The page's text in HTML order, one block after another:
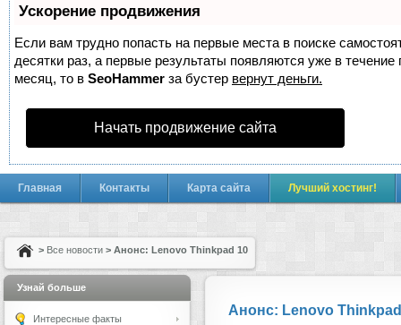
Ускорение продвижения
Если вам трудно попасть на первые места в поиске
десятки раз, а первые результаты появляются уже в
месяц, то в SeoHammer за бустер вернут деньги.
Начать продвижение сайта
Главная Контакты Карта сайта Лучший хостинг!
> Все новости > Анонс: Lenovo Thinkpad 10
Анонс: Lenovo
Узнай больше
Интересные факты